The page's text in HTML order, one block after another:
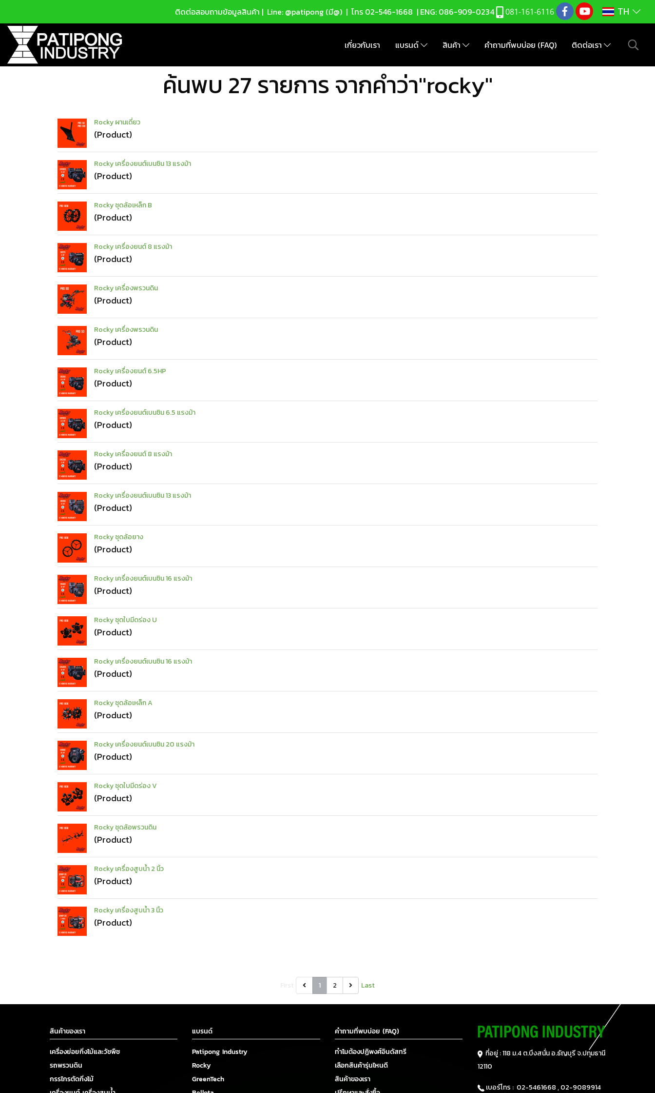
ติดต่อสอบถามข้อมูลสินค้า | Line: @patipong (มี@) | โทร 02-546-1668 | ENG: 086-909-0234 081-161-6116 TH
เกี่ยวกับเรา แบรนด์ สินค้า คำถามที่พบบ่อย (FAQ) ติดต่อเรา
ค้นพบ 27 รายการ จากคำว่า"rocky"
Rocky ผานเดี่ยว
(Product)
Rocky เครื่องยนต์เบนซิน 13 แรงม้า
(Product)
Rocky ชุดล้อเหล็ก B
(Product)
Rocky เครื่องยนต์ 8 แรงม้า
(Product)
Rocky เครื่องพรวนดิน
(Product)
Rocky เครื่องพรวนดิน
(Product)
Rocky เครื่องยนต์ 6.5HP
(Product)
Rocky เครื่องยนต์เบนซิน 6.5 แรงม้า
(Product)
Rocky เครื่องยนต์ 8 แรงม้า
(Product)
Rocky เครื่องยนต์เบนซิน 13 แรงม้า
(Product)
Rocky ชุดล้อยาง
(Product)
Rocky เครื่องยนต์เบนซิน 16 แรงม้า
(Product)
Rocky ชุดใบมีดร่อง U
(Product)
Rocky เครื่องยนต์เบนซิน 16 แรงม้า
(Product)
Rocky ชุดล้อเหล็ก A
(Product)
Rocky เครื่องยนต์เบนซิน 20 แรงม้า
(Product)
Rocky ชุดใบมีดร่อง V
(Product)
Rocky ชุดล้อพรวนดิน
(Product)
Rocky เครื่องสูบน้ำ 2 นิ้ว
(Product)
Rocky เครื่องสูบน้ำ 3 นิ้ว
(Product)
1 2 Last
สินค้าของเรา
เครื่องย่อยกิ่งไม้และวัชพืช
รถพรวนดิน
กรรไกรตัดกิ่งไม้
แบรนด์
Patipong Industry
Rocky
GreenTech
คำถามที่พบบ่อย (FAQ)
ทำไมต้องปฏิพงศ์อินดัสทรี
เลือกสินค้ารุ่นไหนดี
สินค้าของเรา
ที่อยู่ : 118 ม.4 ต.บึงสนั่น อ.ธัญบุรีจ.ปทุมธานี
12110
เบอร์โทร : 02-5461668 ,02-9089914